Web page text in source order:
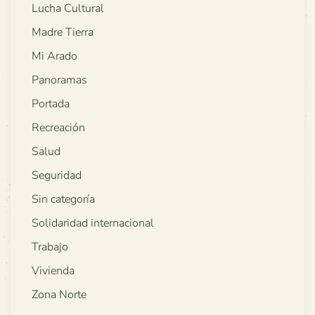
Lucha Cultural
Madre Tierra
Mi Arado
Panoramas
Portada
Recreación
Salud
Seguridad
Sin categoría
Solidaridad internacional
Trabajo
Vivienda
Zona Norte